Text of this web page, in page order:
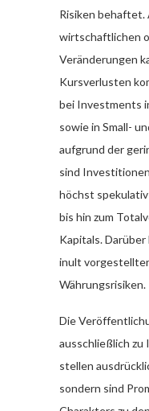
Risiken behaftet.
wirtschaftlichen
Veränderungen
Kursverlusten
bei Investments
sowie in Small-
aufgrund der
sind
höchst
bis hin zum
Kapitals.
inult
Währungsrisiken.
Die
ausschließlich zu
stellen
sondern sind